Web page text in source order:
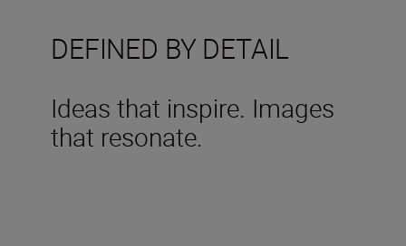
DEFINED BY DETAIL
Ideas that inspire. Images
that resonate.